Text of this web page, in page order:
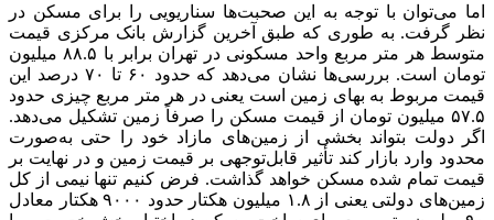
اما می‌توان با توجه به این صحبت‌ها سناریویی را برای مسکن در
نظر گرفت. به طوری که طبق آخرین گزارش بانک مرکزی قیمت
متوسط هر متر مربع واحد مسکونی در تهران برابر با ۸۸.۵ میلیون
تومان است. بررسی‌ها نشان می‌دهد که حدود ۶۰ تا ۷۰ درصد این
قیمت مربوط به بهای زمین است یعنی در هر متر مربع چیزی حدود
۵۷.۵ میلیون تومان از قیمت مسکن را صرفاً زمین تشکیل می‌دهد.
اگر دولت بتواند بخشی از زمین‌های مازاد خود را حتی به‌صورت
محدود وارد بازار کند تأثیر قابل‌توجهی بر قیمت زمین و در نهایت بر
قیمت تمام شده مسکن خواهد گذاشت. فرض کنیم تنها نیمی از کل
زمین‌های دولتی یعنی از ۱.۸ میلیون هکتار حدود ۹۰۰۰ هکتار معادل